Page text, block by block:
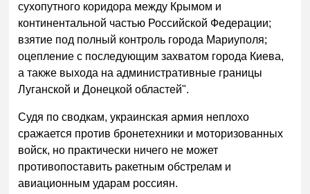
сухопутного коридора между Крымом и
континентальной частью Российской Федерации;
взятие под полный контроль города Мариуполя;
оцепление с последующим захватом города Киева,
а также выхода на административные границы
Луганской и Донецкой областей".
Судя по сводкам, украинская армия неплохо
сражается против бронетехники и моторизованных
войск, но практически ничего не может
противопоставить ракетным обстрелам и
авиационным ударам россиян.